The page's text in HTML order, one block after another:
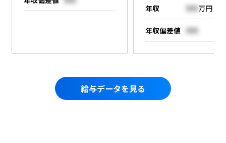
年収 000万円
年収偏差値 000
給与データを見る